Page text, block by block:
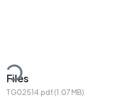
Files
TG02514.pdf(1.07 MB)